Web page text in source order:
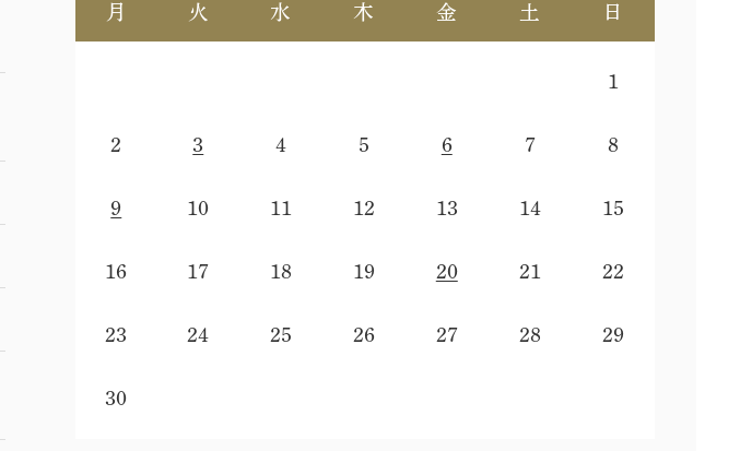
月 火 水 木 金 土 日
1
2 3 4 5 6 7 8
9 10 11 12 13 14 15
16 17 18 19 20 21 22
23 24 25 26 27 28 29
30